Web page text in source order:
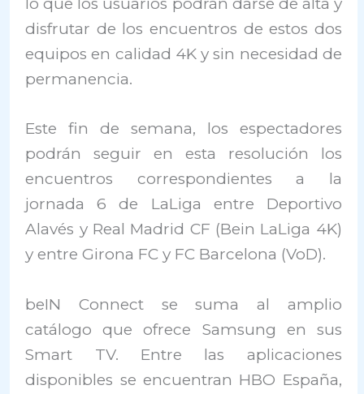
disfrutar de los encuentros de estos dos
equipos en calidad 4K y sin necesidad de
permanencia.
Este fin de semana, los espectadores
podrán seguir en esta resolución los
encuentros correspondientes a la
jornada 6 de LaLiga entre Deportivo
Alavés y Real Madrid CF (Bein LaLiga 4K)
y entre Girona FC y FC Barcelona (VoD).
beIN Connect se suma al amplio
catálogo que ofrece Samsung en sus
Smart TV. Entre las aplicaciones
disponibles se encuentran HBO España,